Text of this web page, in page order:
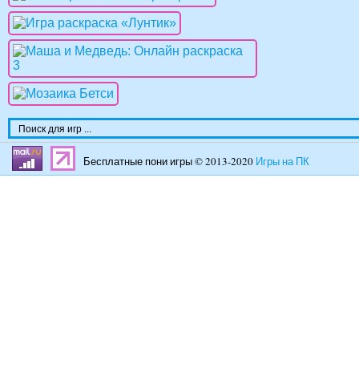
Бесплатные пони игры © 2013-2020 Игры на ПК